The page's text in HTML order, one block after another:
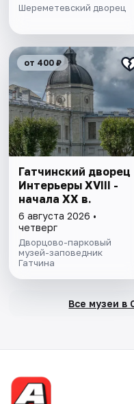
Шереметевский дворец
от 400 ₽
Гатчинский дворец
Интерьеры ХVIII -
начала ХХ в.
6 августа 2026 •
четверг
Дворцово-парковый
музей-заповедник
Гатчина
Все музеи в